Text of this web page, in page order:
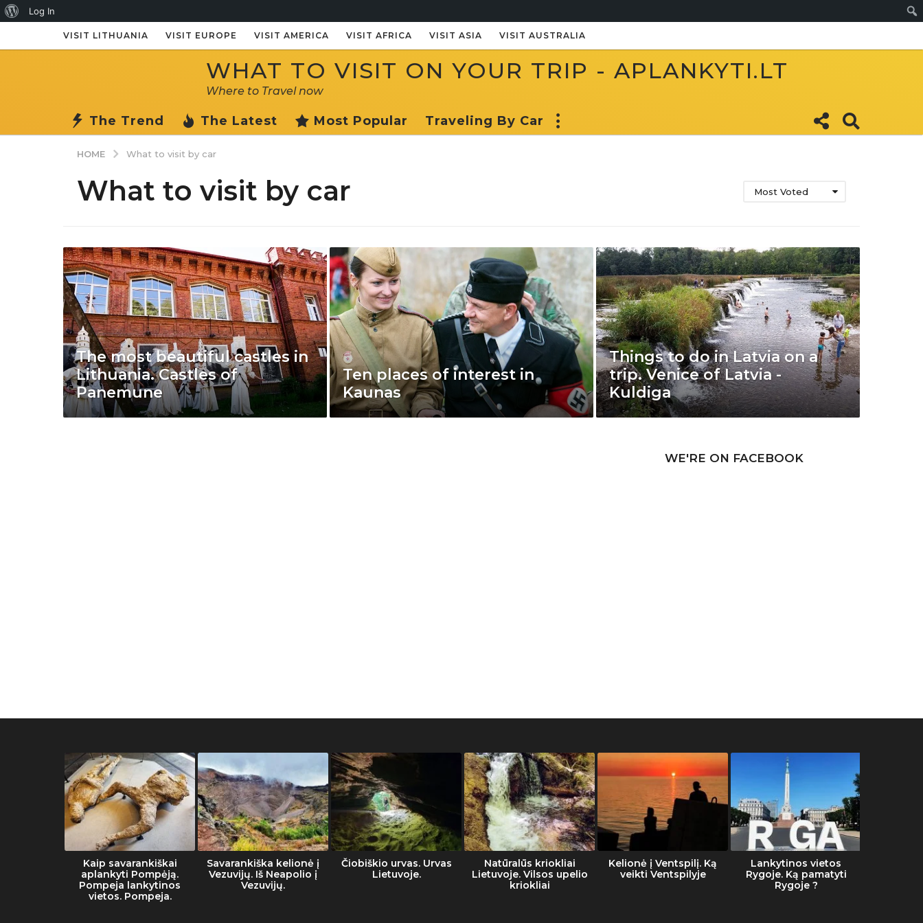
About
WordPress
Log In
VISIT LITHUANIA VISIT EUROPE VISIT AMERICA VISIT AFRICA VISIT ASIA VISIT AUSTRALIA
WHAT TO VISIT ON YOUR TRIP - APLANKYTI.LT
Where to Travel now
The Trend The Latest Most Popular Traveling By Car
HOME What to visit by car
What to visit by car Most Voted
The most beautiful castles in
Lithuania. Castles of
Panemune
Ten places of interest in
Kaunas
Things to do in Latvia on a
trip. Venice of Latvia -
Kuldiga
WE'RE ON FACEBOOK
Kaip savarankiškai
aplankyti Pompėją.
Pompeja lankytinos
vietos. Pompeja.
Savarankiška kelionė į
Vezuvijų. Iš Neapolio į
Vezuvijų.
Čiobiškio urvas. Urvas
Lietuvoje.
Natūralūs kriokliai
Lietuvoje. Vilsos upelio
kriokliai
Kelionė į Ventspilį. Ką
veikti Ventspilyje
Lankytinos vietos
Rygoje. Ką pamatyti
Rygoje ?